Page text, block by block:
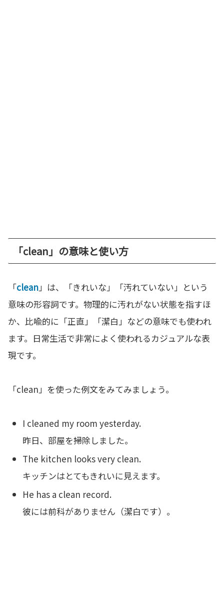
「clean」の意味と使い方
「clean」は、「きれいな」「汚れていない」という
意味の形容詞です。物理的に汚れがない状態を指すほ
か、比喩的に「正直」「潔白」などの意味でも使われ
ます。日常生活で非常によく使われるカジュアルな表
現です。
「clean」を使った例文をみてみましょう。
I cleaned my room yesterday.
昨日、部屋を掃除しました。
The kitchen looks very clean.
キッチンはとてもきれいに見えます。
He has a clean record.
彼には前科がありません（潔白です）。